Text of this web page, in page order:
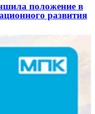
положение в
развития